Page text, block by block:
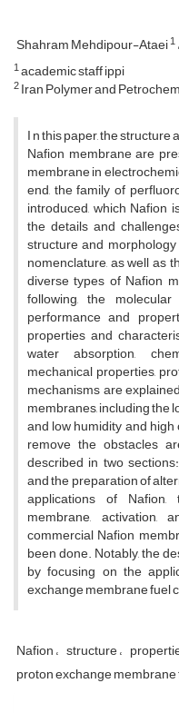
Shahram Mehdipour-Ataei1
1academic staff ippi
2Iran Polymer and
I n this paper, the
Nafion membrane are
membrane in
end, the family of
introduced, which Nafion
the details and
structure and
nomenclature, as well as
diverse types of Nafion
following, the
performance and
properties and
water absorption,
mechanical properties,
mechanisms are
membranes, including the
and low humidity and
remove the obstacles
described in two
and the preparation of
applications of
membrane,
commercial Nafion
been done. Notably, the
by focusing on the
exchange membrane fuel
Nafion structure
proton exchange